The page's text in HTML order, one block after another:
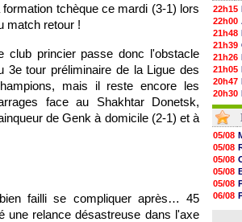
formation tchèque ce mardi (3-1) lors
match retour !
club princier passe donc l'obstacle
3e tour préliminaire de la Ligue des
mais il reste encore les
face au Shakhtar Donetsk,
de Genk à domicile (2-1) et à
failli se compliquer après… 45
une relance désastreuse dans l'axe
22h15
22h00
21h48
21h39
21h26
21h05
20h47
20h30
20h18
20h04
19h47
19h34
19h14
19h06
18h50
18h30
18h20
05/08
05/08
05/08
05/08
05/08
06/08